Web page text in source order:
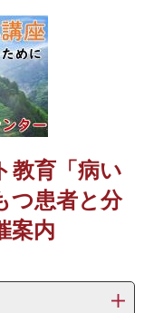
教育「病い
つ患者と分
案内